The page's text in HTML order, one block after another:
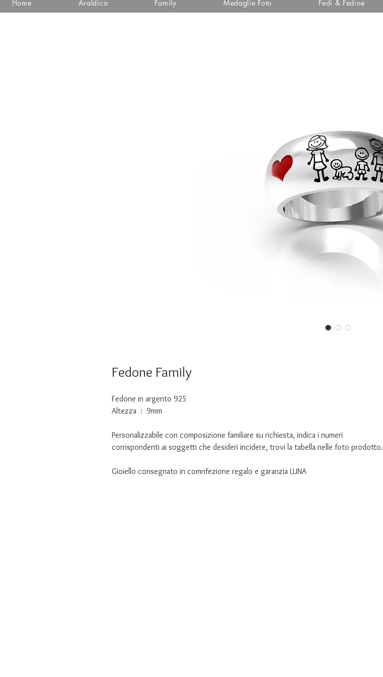
Home Araldica Family Medaglie Foto Fedi & Fedine
Fedone Family
Fedone in argento 925
Altezza : 9mm
Personalizzabile con composizione familiare su richiesta, indica i numeri
corrispondenti ai soggetti che desideri incidere, trovi la tabella nelle foto prodotto.
Gioiello consegnato in comnfezione regalo e garanzia LUNA